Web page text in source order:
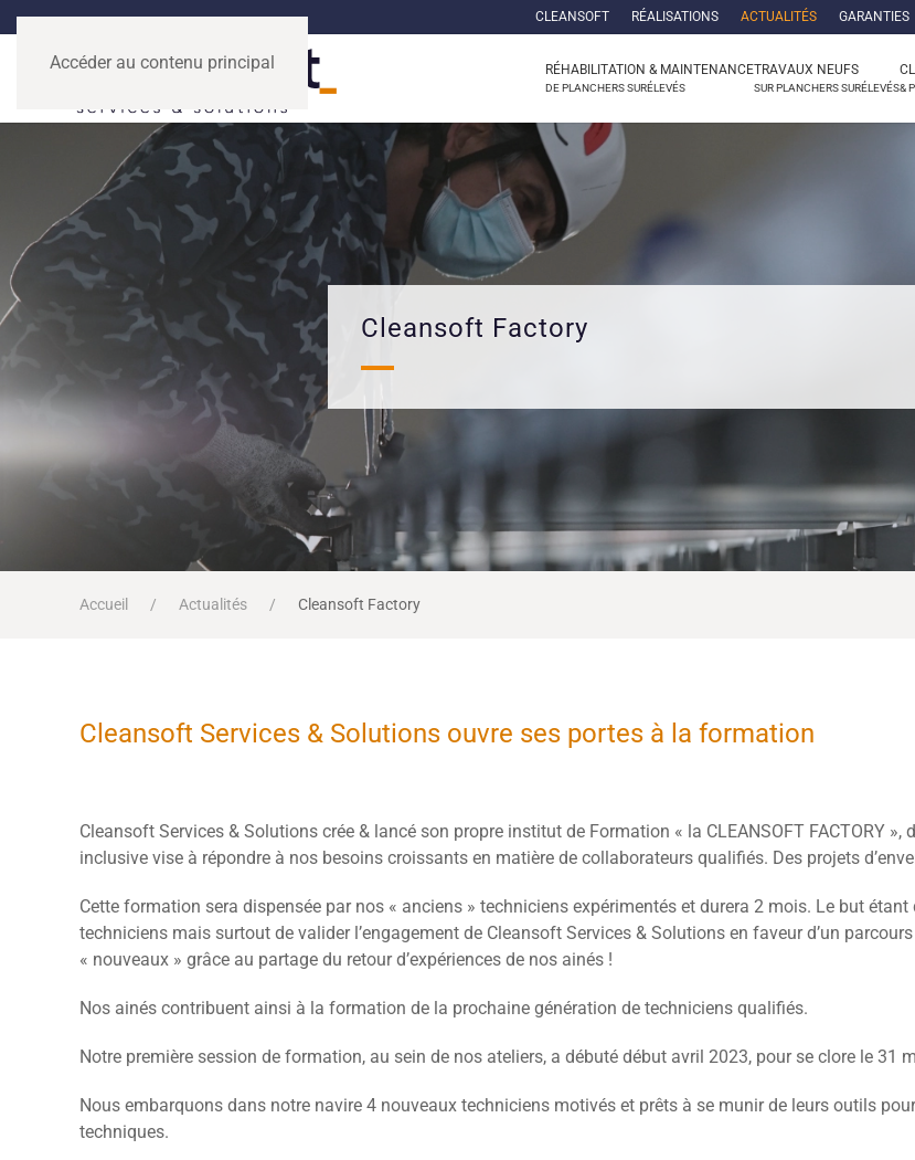
Accéder au contenu principal
CLEANSOFT RÉALISATIONS ACTUALITÉS GARANTIES
RÉHABILITATION & MAINTENANCE
DE PLANCHERS SURÉLEVÉS
TRAVAUX NEUFS
SUR PLANCHERS SURÉLEVÉS&
Cleansoft Factory
Accueil Actualités Cleansoft Factory
Cleansoft Services & Solutions ouvre ses portes à la formation
Cleansoft Services & Solutions crée & lancé son propre institut de Formation « la CLEANSOFT FACTORY
inclusive vise à répondre à nos besoins croissants en matière de collaborateurs qualifiés. Des projets
Cette formation sera dispensée par nos « anciens » techniciens expérimentés et durera 2 mois. Le but
techniciens mais surtout de valider l’engagement de Cleansoft Services & Solutions en faveur d’un
« nouveaux » grâce au partage du retour d’expériences de nos ainés !
Nos ainés contribuent ainsi à la formation de la prochaine génération de techniciens qualifiés.
Notre première session de formation, au sein de nos ateliers, a débuté début avril 2023, pour se clore le 31
Nous embarquons dans notre navire 4 nouveaux techniciens motivés et prêts à se munir de leurs outils
techniques.